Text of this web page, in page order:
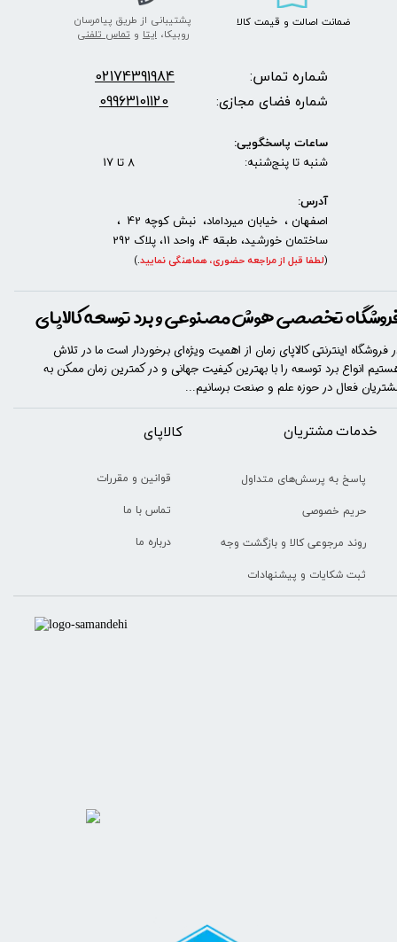
پشتیبانی از طریق پیامرسان
روبیکا،ایتا وتماس تلفنی
ضمانت اصالت و قیمت​​​​​​​ کالا ​​​​​​​
خدمات مشتریان
پاسخ به پرسش‌های متداول
حریم خصوصی
روند مرجوعی کالا و بازگشت وجه
ثبت شکایات و پیشنهادات
​​کالاپای
قوانین و مقررات
تماس با ما
درباره ما
تخصصی هوش مصنوعی و برد توسعه کالاپای
فروشگاه اینترنتی کالاپای زمان از اهمیت ویژه‌ای برخوردار است ما در تلاش
انواع برد توسعه را با​​​ بهترین کیفیت جهانی و در کمترین زمان ممکن به
فعال در حوزه علم و صنعت برسانیم...
شماره تماس: 02174391984
شماره فضای مجازی: 09963101120
ساعات پاسخگویی:
شنبه تا پنج‌شنبه: 8 تا 17
آدرس:
اصفهان ، خیابان میرداماد، نبش کوچه 42 ،
ساختمان خورشید، طبقه 4، واحد 11، پلاک 292
(لطفا قبل از مراجعه حضوری، هماهنگی نمایید.
)